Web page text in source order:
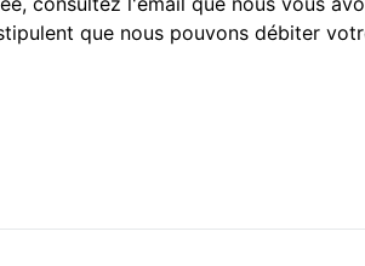
que nous pouvons débiter